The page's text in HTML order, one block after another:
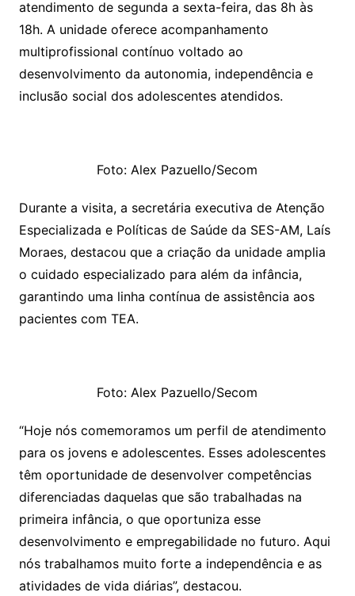
atendimento de segunda a sexta-feira, das 8h às
18h. A unidade oferece acompanhamento
multiprofissional contínuo voltado ao
desenvolvimento da autonomia, independência e
inclusão social dos adolescentes atendidos.
Foto: Alex Pazuello/Secom
Durante a visita, a secretária executiva de Atenção
Especializada e Políticas de Saúde da SES-AM, Laís
Moraes, destacou que a criação da unidade amplia
o cuidado especializado para além da infância,
garantindo uma linha contínua de assistência aos
pacientes com TEA.
Foto: Alex Pazuello/Secom
“Hoje nós comemoramos um perfil de atendimento
para os jovens e adolescentes. Esses adolescentes
têm oportunidade de desenvolver competências
diferenciadas daquelas que são trabalhadas na
primeira infância, o que oportuniza esse
desenvolvimento e empregabilidade no futuro. Aqui
nós trabalhamos muito forte a independência e as
atividades de vida diárias”, destacou.